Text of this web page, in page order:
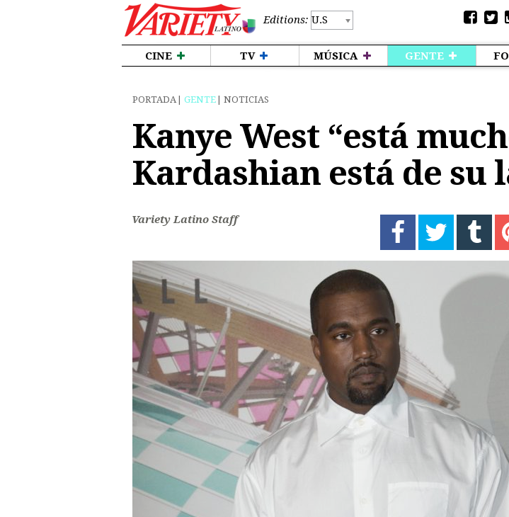
Editions:
CINE TV MÚSICA GENTE
PORTADA GENTE NOTICIAS
Kanye West “está
Kardashian está de su
Variety Latino Staff